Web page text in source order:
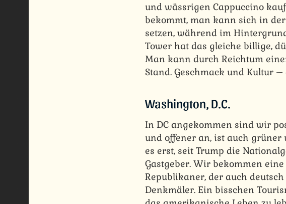
und wässrigen Cappuccino
bekommt, man kann sich in
setzen, während im
Tower hat das gleiche billige,
Man kann durch Reichtum
Stand. Geschmack und Kultur
Washington, D.C.
In DC angekommen sind wir
und offener an, ist auch grüner
es erst, seit Trump die
Gastgeber. Wir bekommen
Republikaner, der auch
Denkmäler. Ein bisschen